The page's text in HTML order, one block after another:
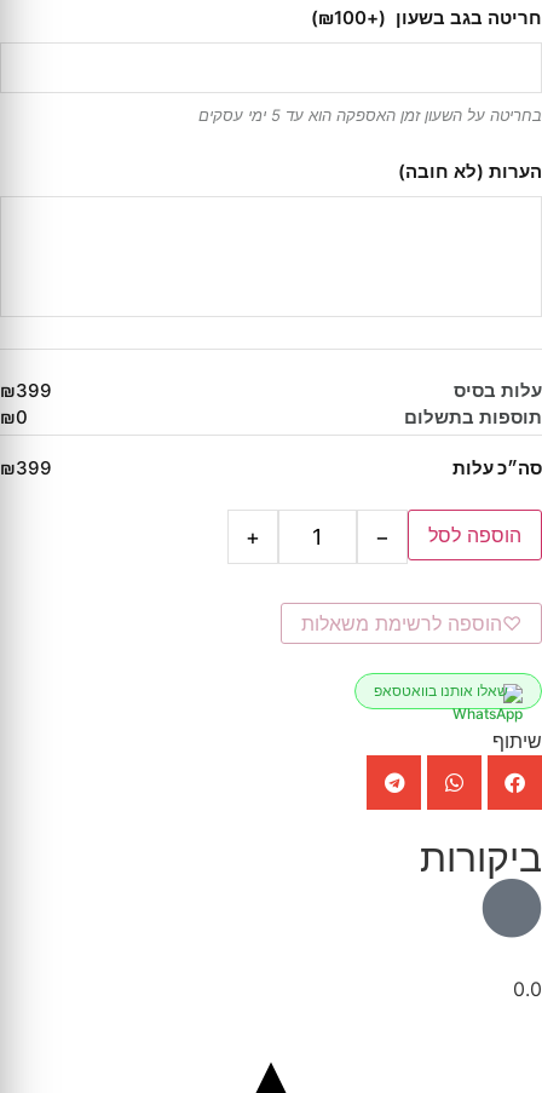
חריטה בגב בשעון (+₪100)
בחריטה על השעון זמן האספקה הוא עד 5 ימי עסקים
הערות (לא חובה)
עלות בסיס
₪399
תוספות בתשלום
₪0
סה״כ עלות ₪399
−
+ הוספה לסל
♡הוספה לרשימת משאלות
שאלו אותנו בוואטסאפ
שיתוף
ביקורות
0.0